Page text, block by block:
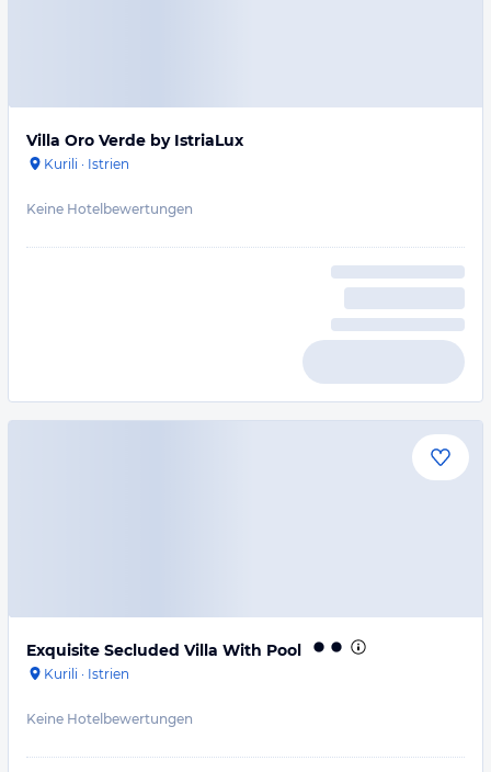
Villa Oro Verde by IstriaLux
Kurili · Istrien
Keine Hotelbewertungen
Exquisite Secluded Villa With Pool
Kurili · Istrien
Keine Hotelbewertungen